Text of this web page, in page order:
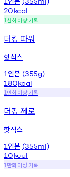
20kcal
1천회 이상기록
더킹 파워
핫식스
1 인분 (355g)
180kcal
1 만회 이상기록
더킹 제로
핫식스
1 인분 (355ml)
10kcal
1 만회 이상기록